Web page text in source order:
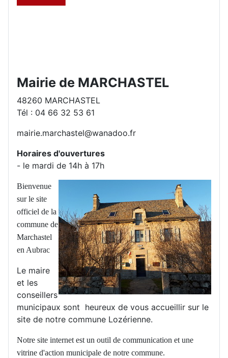
Mairie de MARCHASTEL
48260 MARCHASTEL
Tél : 04 66 32 53 61
mairie.marchastel@wanadoo.fr
Horaires d'ouvertures
- le mardi de 14h à 17h
Bienvenue
sur le site
officiel de la
commune de
Marchastel
en Aubrac
Le maire
et les
conseillers
municipaux sont heureux de vous accueillir sur le
site de notre commune Lozérienne.
Notre site internet est un outil de communication et une
vitrine d'action municipale de notre commune.